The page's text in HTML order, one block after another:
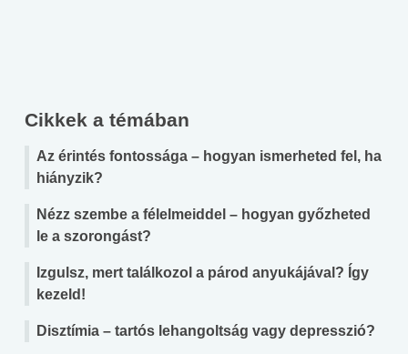
Cikkek a témában
Az érintés fontossága – hogyan ismerheted fel, ha
hiányzik?
Nézz szembe a félelmeiddel – hogyan győzheted
le a szorongást?
Izgulsz, mert találkozol a párod anyukájával? Így
kezeld!
Disztímia – tartós lehangoltság vagy depresszió?